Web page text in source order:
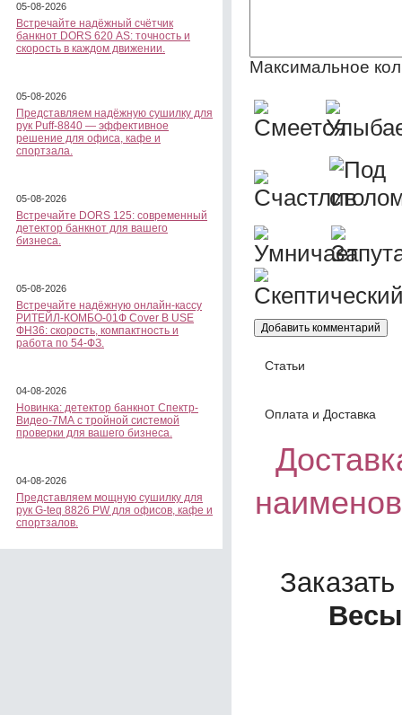
05-08-2026
Встречайте надёжный счётчик
банкнот DORS 620 АS: точность и
скорость в каждом движении.
05-08-2026
Представляем надёжную сушилку для
рук Puff-8840 — эффективное
решение для офиса, кафе и
спортзала.
05-08-2026
Встречайте DORS 125: современный
детектор банкнот для вашего
бизнеса.
05-08-2026
Встречайте надёжную онлайн-кассу
РИТЕЙЛ-КОМБО-01Ф Cover B USE
ФН36: скорость, компактность и
работа по 54-ФЗ.
04-08-2026
Новинка: детектор банкнот Спектр-
Видео-7МА с тройной системой
проверки для вашего бизнеса.
04-08-2026
Представляем мощную сушилку для
рук G-teq 8826 PW для офисов, кафе и
спортзалов.
Максимальное
Статьи
Оплата и Доставка
Весы